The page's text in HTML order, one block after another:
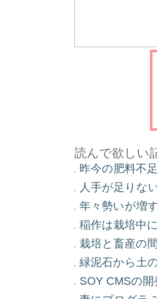
読んで欲しい
昨今の肥料不
人手が足りな
年々勢いが増
稲作は栽培中
栽培と畜産の
緑泥石から土
SOY CMSの開